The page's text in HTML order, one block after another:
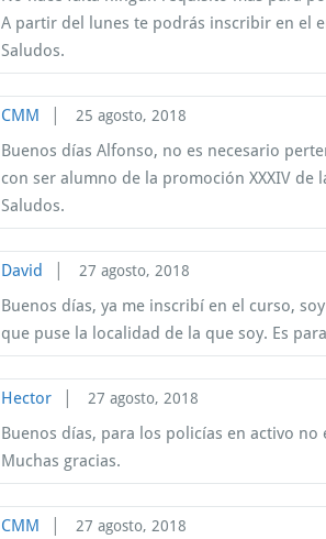
A partir del lunes te podrás inscribir en el
Saludos.
CMM 25 agosto, 2018
Buenos días Alfonso, no es necesario
con ser alumno de la promoción XXXIV de
Saludos.
David 27 agosto, 2018
Buenos días, ya me inscribí en el curso,
que puse la localidad de la que soy. Es
Hector 27 agosto, 2018
Buenos días, para los policías en activo no
Muchas gracias.
CMM 27 agosto, 2018